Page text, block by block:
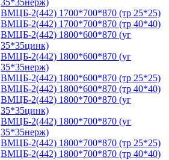
35*35нерж)
ВМЦБ-2(442) 1700*700*870 (тр 25*25)
ВМЦБ-2(442) 1700*700*870 (тр 40*40)
ВМЦБ-2(442) 1800*600*870 (уг
35*35цинк)
ВМЦБ-2(442) 1800*600*870 (уг
35*35нерж)
ВМЦБ-2(442) 1800*600*870 (тр 25*25)
ВМЦБ-2(442) 1800*600*870 (тр 40*40)
ВМЦБ-2(442) 1800*700*870 (уг
35*35цинк)
ВМЦБ-2(442) 1800*700*870 (уг
35*35нерж)
ВМЦБ-2(442) 1800*700*870 (тр 25*25)
ВМЦБ-2(442) 1800*700*870 (тр 40*40)